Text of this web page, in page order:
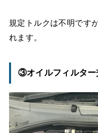
規定トルクは不明です
れます。
③オイルフィルター